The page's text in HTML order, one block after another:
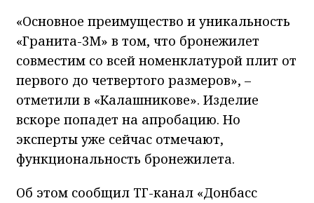
«Основное преимущество и уникальность
«Гранита-3М» в том, что бронежилет
совместим со всей номенклатурой плит от
первого до четвертого размеров», –
отметили в «Калашникове». Изделие
вскоре попадет на апробацию. Но
эксперты уже сейчас отмечают,
функциональность бронежилета.
Об этом сообщил ТГ-канал «Донбасс